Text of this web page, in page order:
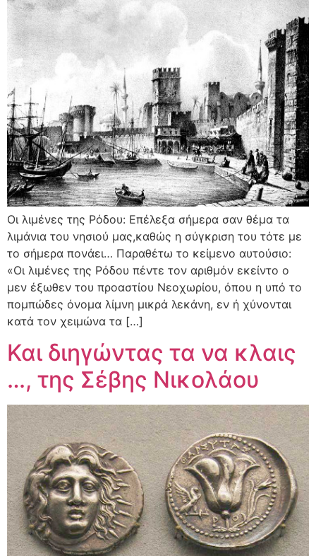
Οι λιμένες της Ρόδου: Επέλεξα σήμερα σαν θέμα τα
λιμάνια του νησιού μας,καθώς η σύγκριση του τότε με
το σήμερα πονάει… Παραθέτω το κείμενο αυτούσιο:
«Οι λιμένες της Ρόδου πέντε τον αριθμόν εκείντο ο
μεν έξωθεν του προαστίου Νεοχωρίου, όπου η υπό το
πομπώδες όνομα λίμνη μικρά λεκάνη, εν ή χύνονται
κατά τον χειμώνα τα […]
Και διηγώντας τα να κλαις
…, της Σέβης Νικολάου